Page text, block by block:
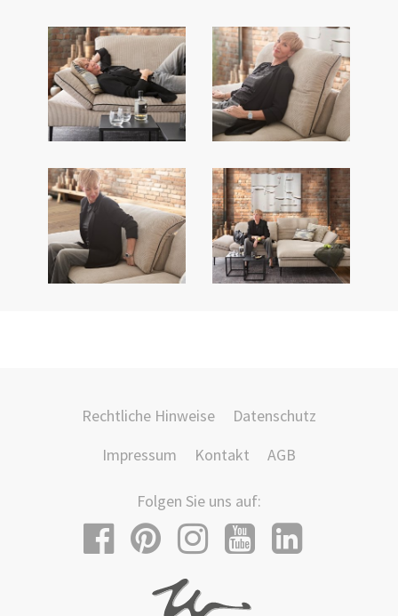
Rechtliche Hinweise
Datenschutz
Impressum
Kontakt AGB
Folgen Sie uns auf: